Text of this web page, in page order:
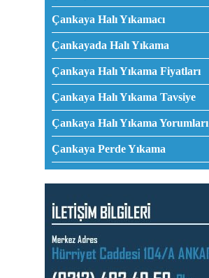
Çankaya Halı Yıkamacı
Çankayada Halı Yıkama
Çankaya Halı Yıkama Fiyatları
Çankaya Halı Yıkama Tavsiye
Çankaya Halı Yıkama Yorumları
Çankaya Perde Yıkama